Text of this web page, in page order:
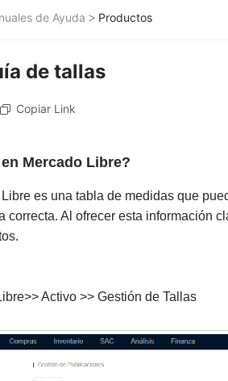
de Ayuda Productos
de tallas
Copiar Link
Mercado Libre?
es una tabla de medidas que
correcta. Al ofrecer esta información
Activo >> Gestión de Tallas